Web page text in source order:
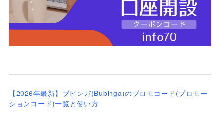
【2026年最新】ブビンガ(Bubinga)のプロモコード(プロモー
ションコード)一覧と使い方